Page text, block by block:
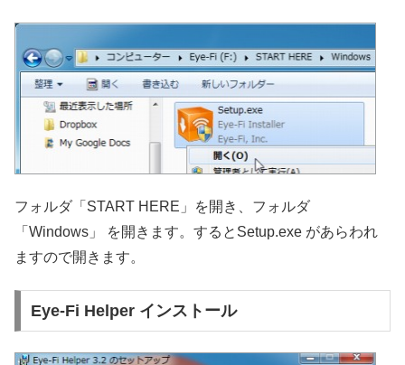
フォルダ「START HERE」を開き、フォルダ
「Windows」 を開きます。するとSetup.exe があらわれ
ますので開きます。
Eye-Fi Helper インストール